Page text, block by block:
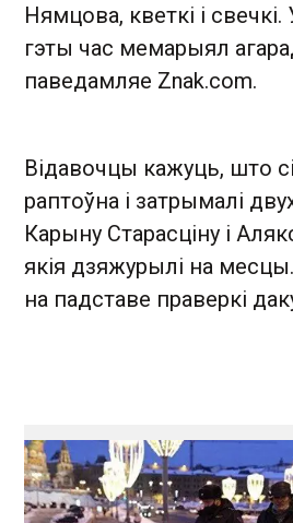
Нямцова, кветкі і
гэты час мемарыял
паведамляе Znak.com.
Відавочцы кажуць, што
раптоўна і затрымалі
Карыну Старасціну і
якія дзяжурылі на
на падставе праверкі